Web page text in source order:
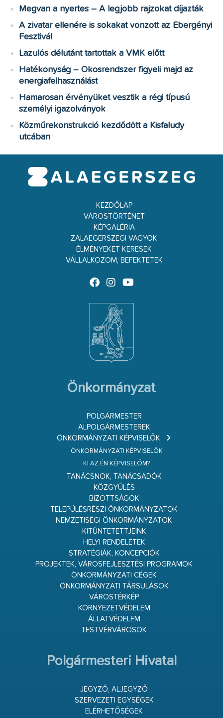
Megvan a nyertes – A legjobb rajzokat díjazták
A zivatar ellenére is sokakat vonzott az Ebergényi
Fesztivál
Lazulós délutánt tartottak a VMK előtt
Hatékonyság – Okosrendszer figyeli majd az
energiafelhasználást
Hamarosan érvényüket vesztik a régi típusú
személyi igazolványok
Közműrekonstrukció kezdődött a Kisfaludy
utcában
KEZDŐLAP
VÁROSTÖRTÉNET
KÉPGALÉRIA
ZALAEGERSZEGI VAGYOK
ÉLMÉNYEKET KERESEK
VÁLLALKOZOM, BEFEKTETEK
Önkormányzat
POLGÁRMESTER
ALPOLGÁRMESTEREK
ÖNKORMÁNYZATI KÉPVISELŐK
ÖNKORMÁNYZATI KÉPVISELŐK
KI AZ ÉN KÉPVISELŐM?
TANÁCSNOK, TANÁCSADÓK
KÖZGYŰLÉS
BIZOTTSÁGOK
TELEPÜLÉSRÉSZI ÖNKORMÁNYZATOK
NEMZETISÉGI ÖNKORMÁNYZATOK
KITÜNTETETTJEINK
HELYI RENDELETEK
STRATÉGIÁK, KONCEPCIÓK
PROJEKTEK, VÁROSFEJLESZTÉSI PROGRAMOK
ÖNKORMÁNYZATI CÉGEK
ÖNKORMÁNYZATI TÁRSULÁSOK
VÁROSTÉRKÉP
KÖRNYEZETVÉDELEM
ÁLLATVÉDELEM
TESTVÉRVÁROSOK
Polgármesteri Hivatal
JEGYZŐ, ALJEGYZŐ
SZERVEZETI EGYSÉGEK
ELÉRHETŐSÉGEK